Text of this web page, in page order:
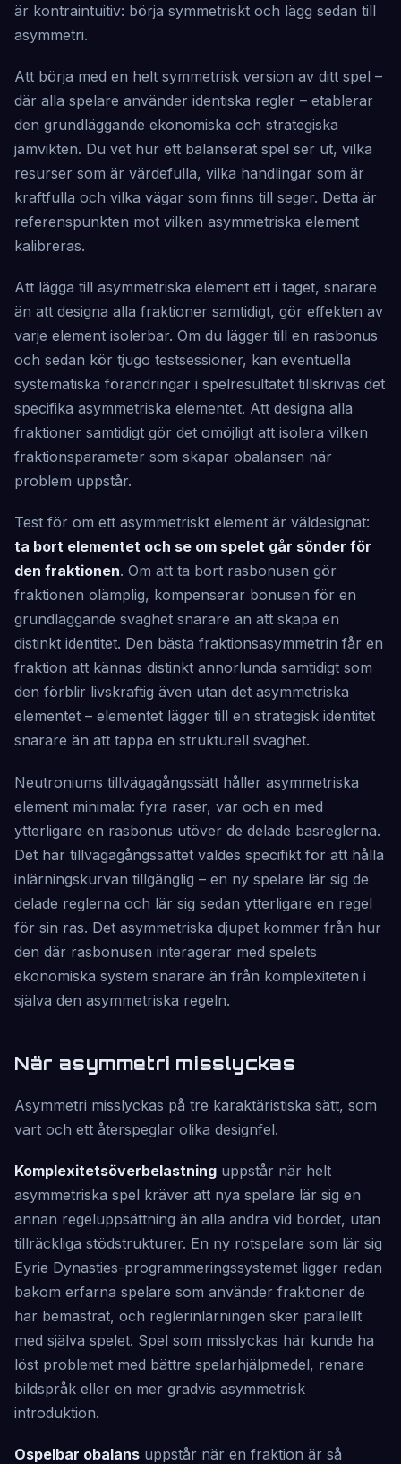
är kontraintuitiv: börja symmetriskt och lägg sedan till
asymmetri.
Att börja med en helt symmetrisk version av ditt spel –
där alla spelare använder identiska regler – etablerar
den grundläggande ekonomiska och strategiska
jämvikten. Du vet hur ett balanserat spel ser ut, vilka
resurser som är värdefulla, vilka handlingar som är
kraftfulla och vilka vägar som finns till seger. Detta är
referenspunkten mot vilken asymmetriska element
kalibreras.
Att lägga till asymmetriska element ett i taget, snarare
än att designa alla fraktioner samtidigt, gör effekten av
varje element isolerbar. Om du lägger till en rasbonus
och sedan kör tjugo testsessioner, kan eventuella
systematiska förändringar i spelresultatet tillskrivas det
specifika asymmetriska elementet. Att designa alla
fraktioner samtidigt gör det omöjligt att isolera vilken
fraktionsparameter som skapar obalansen när
problem uppstår.
Test för om ett asymmetriskt element är väldesignat:
ta bort elementet och se om spelet går sönder för
den fraktionen. Om att ta bort rasbonusen gör
fraktionen olämplig, kompenserar bonusen för en
grundläggande svaghet snarare än att skapa en
distinkt identitet. Den bästa fraktionsasymmetrin får en
fraktion att kännas distinkt annorlunda samtidigt som
den förblir livskraftig även utan det asymmetriska
elementet – elementet lägger till en strategisk identitet
snarare än att tappa en strukturell svaghet.
Neutroniums tillvägagångssätt håller asymmetriska
element minimala: fyra raser, var och en med
ytterligare en rasbonus utöver de delade basreglerna.
Det här tillvägagångssättet valdes specifikt för att hålla
inlärningskurvan tillgänglig – en ny spelare lär sig de
delade reglerna och lär sig sedan ytterligare en regel
för sin ras. Det asymmetriska djupet kommer från hur
den där rasbonusen interagerar med spelets
ekonomiska system snarare än från komplexiteten i
själva den asymmetriska regeln.
När asymmetri misslyckas
Asymmetri misslyckas på tre karaktäristiska sätt, som
vart och ett återspeglar olika designfel.
Komplexitetsöverbelastning uppstår när helt
asymmetriska spel kräver att nya spelare lär sig en
annan regeluppsättning än alla andra vid bordet, utan
tillräckliga stödstrukturer. En ny rotspelare som lär sig
Eyrie Dynasties-programmeringssystemet ligger redan
bakom erfarna spelare som använder fraktioner de
har bemästrat, och reglerinlärningen sker parallellt
med själva spelet. Spel som misslyckas här kunde ha
löst problemet med bättre spelarhjälpmedel, renare
bildspråk eller en mer gradvis asymmetrisk
introduktion.
Ospelbar obalans uppstår när en fraktion är så